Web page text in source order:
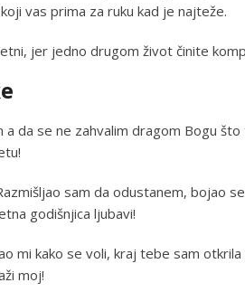
vas prima za ruku kad je najteže.
jer jedno drugom život činite
a da se ne zahvalim dragom Bogu
sam da odustanem, bojao
godišnjica ljubavi!
mi kako se voli, kraj tebe sam
moj!